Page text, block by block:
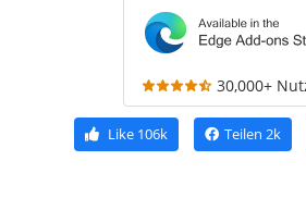
30,000+
Like 106k Teilen 2k